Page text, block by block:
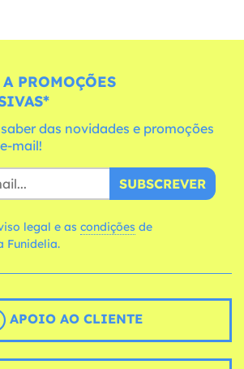
PROMOÇÕES
das novidades e promoções
mail!
SUBSCREVER
legal e as condições
Funidelia.
APOIO AO CLIENTE